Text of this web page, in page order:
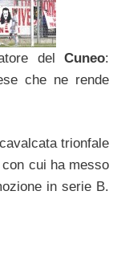
delCuneo:
che ne rende
trionfale
cui ha messo
in serie B.